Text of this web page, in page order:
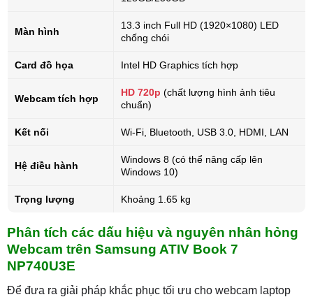
Màn hình
13.3 inch Full HD (1920×1080) LED
chống chói
Card đồ họa Intel HD Graphics tích hợp
Webcam tích hợp
HD 720p (chất lượng hình ảnh tiêu
chuẩn)
Kết nối Wi-Fi, Bluetooth, USB 3.0, HDMI, LAN
Hệ điều hành
Windows 8 (có thể nâng cấp lên
Windows 10)
Trọng lượng Khoảng 1.65 kg
Phân tích các dấu hiệu và nguyên nhân hỏng
Webcam trên Samsung ATIV Book 7
NP740U3E
Để đưa ra giải pháp khắc phục tối ưu cho webcam laptop